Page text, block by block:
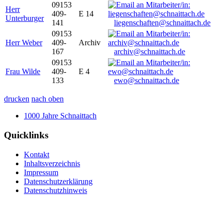
Herr
Unterburger
09153
409-
141
E 14
liegenschaften@schnaittach.de
Herr Weber
09153
409-
167
Archiv
archiv@schnaittach.de
Frau Wilde
09153
409-
133
E 4
ewo@schnaittach.de
drucken nach oben
1000 Jahre Schnaittach
Quicklinks
Kontakt
Inhaltsverzeichnis
Impressum
Datenschutzerklärung
Datenschutzhinweis